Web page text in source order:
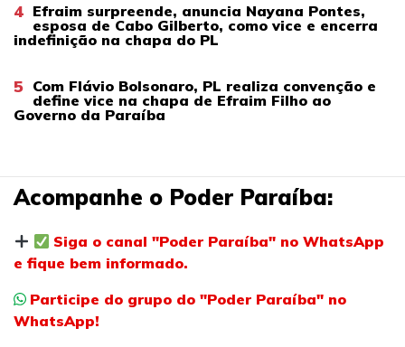
4 Efraim surpreende, anuncia Nayana Pontes,
esposa de Cabo Gilberto, como vice e encerra
indefinição na chapa do PL
5 Com Flávio Bolsonaro, PL realiza convenção e
define vice na chapa de Efraim Filho ao
Governo da Paraíba
Acompanhe o Poder Paraíba:
Siga o canal "Poder Paraíba" no WhatsApp
e fique bem informado.
Participe do grupo do "Poder Paraíba" no
WhatsApp!